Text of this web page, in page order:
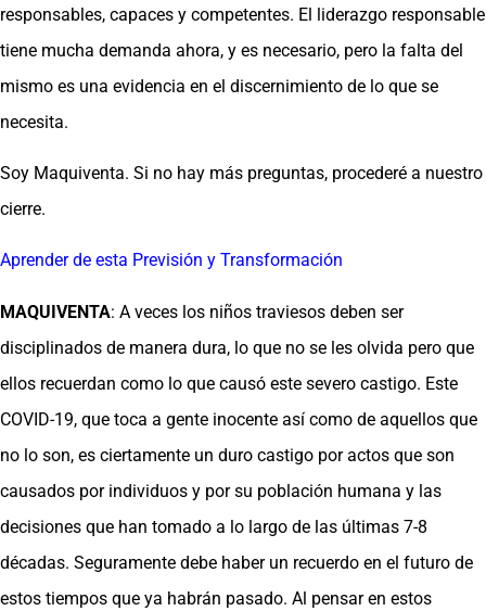
responsables, capaces y competentes. El liderazgo responsable
tiene mucha demanda ahora, y es necesario, pero la falta del
mismo es una evidencia en el discernimiento de lo que se
necesita.
Soy Maquiventa. Si no hay más preguntas, procederé a nuestro
cierre.
Aprender de esta Previsión y Transformación
MAQUIVENTA: A veces los niños traviesos deben ser
disciplinados de manera dura, lo que no se les olvida pero que
ellos recuerdan como lo que causó este severo castigo. Este
COVID-19, que toca a gente inocente así como de aquellos que
no lo son, es ciertamente un duro castigo por actos que son
causados por individuos y por su población humana y las
decisiones que han tomado a lo largo de las últimas 7-8
décadas. Seguramente debe haber un recuerdo en el futuro de
estos tiempos que ya habrán pasado. Al pensar en estos